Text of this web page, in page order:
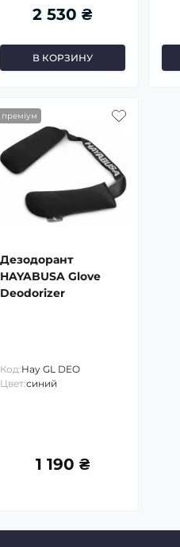
2 530 ₴
В КОРЗИНУ
преміум
Дезодорант
HAYABUSA Glove
Deodorizer
Код:Hay GL DEO
Цвет:синий
1 190 ₴